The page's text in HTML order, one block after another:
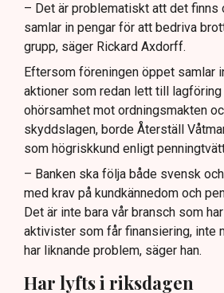
– Det är problematiskt att det finns
samlar in pengar för att bedriva
grupp, säger Rickard Axdorff.
Eftersom föreningen öppet samlar
aktioner som redan lett till
ohörsamhet mot ordningsmakten
skyddslagen, borde Återställ
som högriskkund enligt
– Banken ska följa både svensk
med krav på kundkännedom och
Det är inte bara vår bransch som
aktivister som får finansiering, inte
har liknande problem, säger han.
Har lyfts i riksdagen